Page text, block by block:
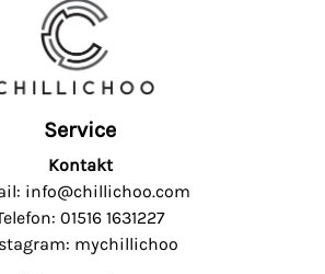
Service
Kontakt
info@chillichoo.com
01516 1631227
mychillichoo